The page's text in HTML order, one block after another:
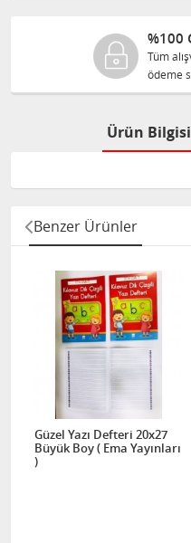
%100
Tüm
ödeme
Ürün Bilgisi
Benzer Ürünler
Güzel Yazı Defteri 20x27
Büyük Boy ( Ema Yayınları
)